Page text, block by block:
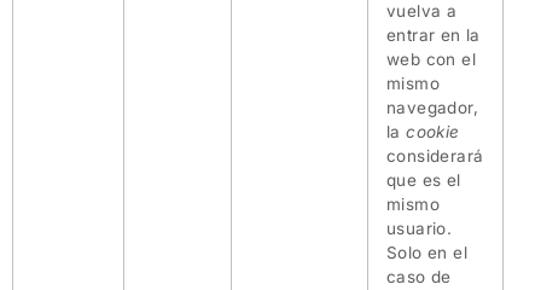
vuelva a
entrar en la
web con el
mismo
navegador,
lacookie
considerará
que es el
mismo
usuario.
Solo en el
caso de